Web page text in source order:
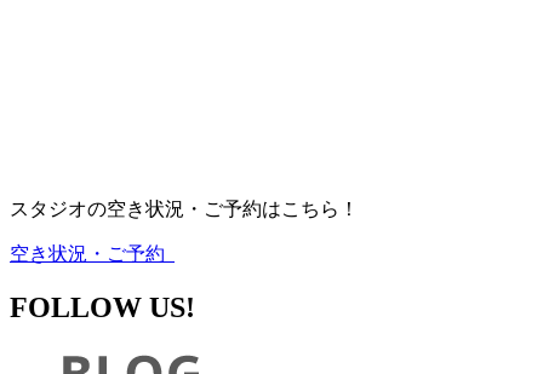
スタジオの空き状況・ご予約はこちら！
空き状況・ご予約
FOLLOW US!